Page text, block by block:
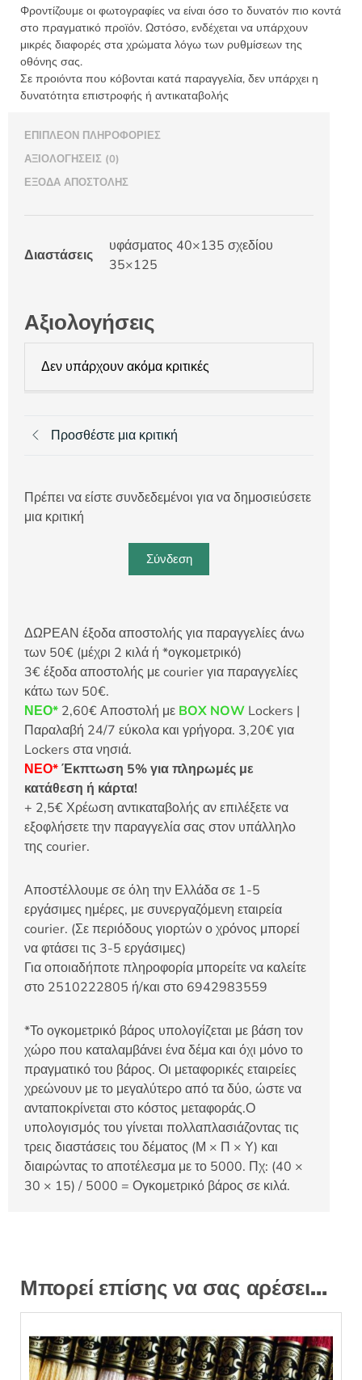
ποσότητα
Φροντίζουμε οι φωτογραφίες να είναι όσο το δυνατόν πιο κοντά
στο πραγματικό προϊόν. Ωστόσο, ενδέχεται να υπάρχουν
μικρές διαφορές στα χρώματα λόγω των ρυθμίσεων της
οθόνης σας.
Σε προιόντα που κόβονται κατά παραγγελία, δεν υπάρχει η
δυνατότητα επιστροφής ή αντικαταβολής
ΕΠΙΠΛΈΟΝ ΠΛΗΡΟΦΟΡΊΕΣ
ΑΞΙΟΛΟΓΉΣΕΙΣ (0)
ΈΞΟΔΑ ΑΠΟΣΤΟΛΉΣ
Διαστάσεις
υφάσματος 40×135 σχεδίου
35×125
Αξιολογήσεις
Δεν υπάρχουν ακόμα κριτικές
Προσθέστε μια κριτική
Πρέπει να είστε συνδεδεμένοι για να δημοσιεύσετε
μια κριτική
Σύνδεση
ΔΩΡΕΑΝ έξοδα αποστολής για παραγγελίες άνω
των 50€ (μέχρι 2 κιλά ή *ογκομετρικό)
3€ έξοδα αποστολής με courier για παραγγελίες
κάτω των 50€.
ΝΕΟ* 2,60€ Αποστολή με BOX NOW Lockers |
Παραλαβή 24/7 εύκολα και γρήγορα. 3,20€ για
Lockers στα νησιά.
ΝΕΟ*Έκπτωση 5% για πληρωμές με
κατάθεση ή κάρτα!
+ 2,5€ Χρέωση αντικαταβολής αν επιλέξετε να
εξοφλήσετε την παραγγελία σας στον υπάλληλο
της courier.
Αποστέλλουμε σε όλη την Ελλάδα σε 1-5
εργάσιμες ημέρες, με συνεργαζόμενη εταιρεία
courier. (Σε περιόδους γιορτών ο χρόνος μπορεί
να φτάσει τις 3-5 εργάσιμες)
Για οποιαδήποτε πληροφορία μπορείτε να καλείτε
στο 2510222805 ή/και στο 6942983559
*Το ογκομετρικό βάρος υπολογίζεται με βάση τον
χώρο που καταλαμβάνει ένα δέμα και όχι μόνο το
πραγματικό του βάρος. Οι μεταφορικές εταιρείες
χρεώνουν με το μεγαλύτερο από τα δύο, ώστε να
ανταποκρίνεται στο κόστος μεταφοράς.Ο
υπολογισμός του γίνεται πολλαπλασιάζοντας τις
τρεις διαστάσεις του δέματος (Μ × Π × Υ) και
διαιρώντας το αποτέλεσμα με το 5000. Πχ: (40 ×
30 × 15) / 5000 = Ογκομετρικό βάρος σε κιλά.
Μπορεί επίσης να σας αρέσει…